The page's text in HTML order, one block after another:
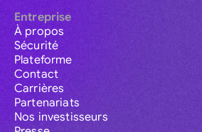
Entreprise
À propos
Sécurité
Plateforme
Contact
Carrières
Partenariats
Nos investisseurs